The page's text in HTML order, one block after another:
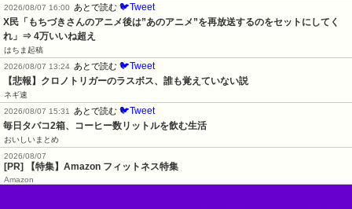
2026/08/07 16:00
あとで読む 🐦Tweet
X民「もちづきさんのアニメ後は”あのアニメ”を再放送するのをセットにしてく
れ」⇒ 4万いいね超え
はちま起稿
2026/08/07 13:24 あとで読む 🐦Tweet
【悲報】クロノトリガーのラスボス、誰も覚えていない説
ネギ速
2026/08/07 15:31
あとで読む 🐦Tweet
毎日タバコ2箱、コーヒー数リットルを飲む生活
おいしいまとめ
2026/08/07
[PR] 【特集】Amazon フィットネス特集
Amazon